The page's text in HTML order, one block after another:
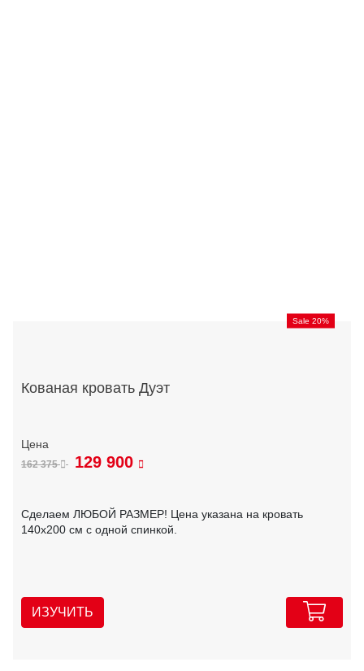
Sale 20%
Кованая кровать Дуэт
162 375 129 900
Сделаем ЛЮБОЙ РАЗМЕР! Цена указана на кровать
140х200 см с одной спинкой.
ИЗУЧИТЬ